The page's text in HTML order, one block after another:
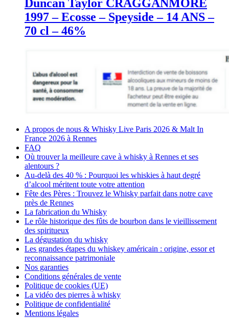
Duncan Taylor CRAGGANMORE
1997 – Ecosse – Speyside – 14 ANS –
70 cl – 46%
A propos de nous & Whisky Live Paris 2026 & Malt In
France 2026 à Rennes
FAQ
Où trouver la meilleure cave à whisky à Rennes et ses
alentours ?
Au-delà des 40 % : Pourquoi les whiskies à haut degré
d’alcool méritent toute votre attention
Fête des Pères : Trouvez le Whisky parfait dans notre cave
près de Rennes
La fabrication du Whisky
Le rôle historique des fûts de bourbon dans le vieillissement
des spiritueux
La dégustation du whisky
Les grandes étapes du whiskey américain : origine, essor et
reconnaissance patrimoniale
Nos garanties
Conditions générales de vente
Politique de cookies (UE)
La vidéo des pierres à whisky
Politique de confidentialité
Mentions légales